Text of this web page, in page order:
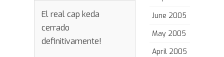
El real cap keda
cerrado
definitivamente!
June 2005
May 2005
April 2005